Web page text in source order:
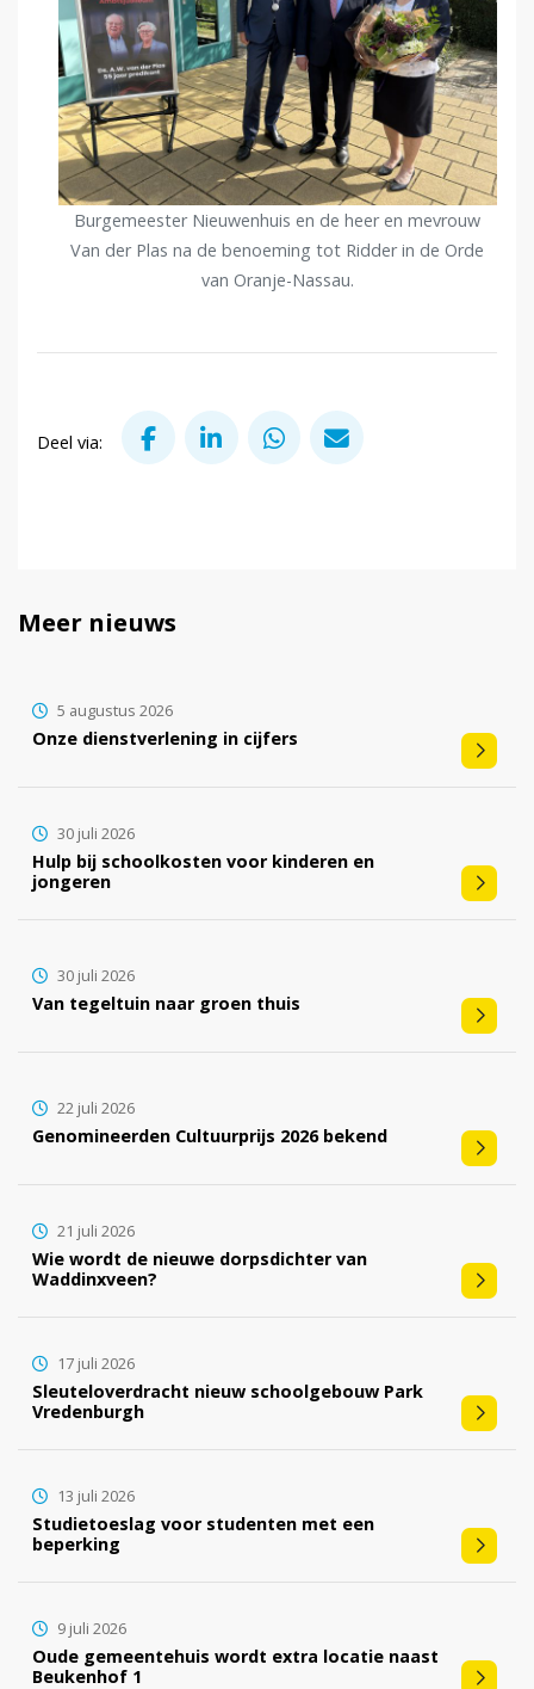
Burgemeester Nieuwenhuis en de heer en mevrouw
Van der Plas na de benoeming tot Ridder in de Orde
van Oranje-Nassau.
Deel via:
Deel via Facebook
Deel via LinkedInDeel via WhatsApp
Meer nieuws
Onze dienstverlening in cijfers
5 augustus 2026
Hulp bij schoolkosten voor kinderen en
jongeren
30 juli 2026
Van tegeltuin naar groen thuis
30 juli 2026
Genomineerden Cultuurprijs 2026 bekend
22 juli 2026
Wie wordt de nieuwe dorpsdichter van
Waddinxveen?
21 juli 2026
Sleuteloverdracht nieuw schoolgebouw Park
Vredenburgh
17 juli 2026
Studietoeslag voor studenten met een
beperking
13 juli 2026
Oude gemeentehuis wordt extra locatie naast
Beukenhof 1
9 juli 2026